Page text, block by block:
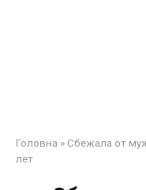
Головна » Сбежала от
лет